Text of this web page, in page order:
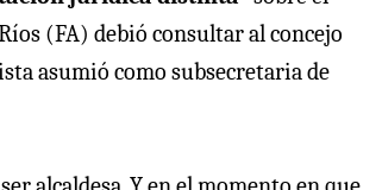
(FA) debió consultar al concejo
asumió como subsecretaria de